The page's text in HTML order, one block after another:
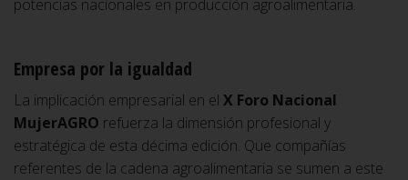
potencias nacionales en producción agroalimentaria.
Empresa por la igualdad
La implicación empresarial en el X Foro Nacional
MujerAGRO refuerza la dimensión profesional y
estratégica de esta décima edición. Que compañías
referentes de la cadena agroalimentaria se sumen a este